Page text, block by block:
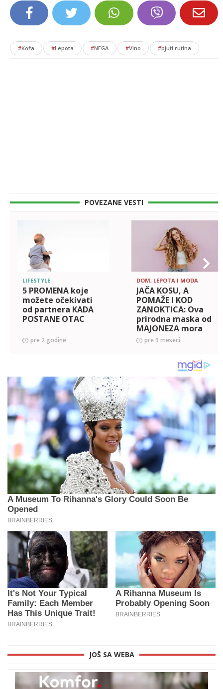
#Koža #Lepota #NEGA #Vino #bjuti rutina
POVEZANE VESTI
LIFESTYLE
5 PROMENA koje
možete očekivati
od partnera KADA
POSTANE OTAC
pre 2 godine
DOM, LEPOTA I MODA
JAČA KOSU, A
POMAŽE I KOD
ZANOKTICA: Ova
prirodna maska od
MAJONEZA mora
postati deo tvoje
bjuti rutine!
pre 9 meseci
JOŠ SA WEBA